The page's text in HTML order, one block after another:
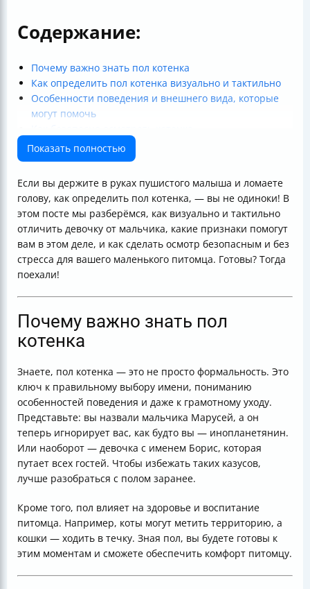
Содержание:
Почему важно знать пол котенка
Как определить пол котенка визуально и тактильно
Особенности поведения и внешнего вида, которые
могут помочь
До какого возраста можно определить пол без
ветеринара
котенка
Как учитывать характер питомца при воспитании
Подготовка дома и уход за котенком
Итог
Полезные ссылки
Показать полностью
Если вы держите в руках пушистого малыша и ломаете
голову, как определить пол котенка, — вы не одиноки! В
этом посте мы разберёмся, как визуально и тактильно
отличить девочку от мальчика, какие признаки помогут
вам в этом деле, и как сделать осмотр безопасным и без
стресса для вашего маленького питомца. Готовы? Тогда
поехали!
Почему важно знать пол
котенка
Знаете, пол котенка — это не просто формальность. Это
ключ к правильному выбору имени, пониманию
особенностей поведения и даже к грамотному уходу.
Представьте: вы назвали мальчика Марусей, а он
теперь игнорирует вас, как будто вы — инопланетянин.
Или наоборот — девочка с именем Борис, которая
путает всех гостей. Чтобы избежать таких казусов,
лучше разобраться с полом заранее.
Кроме того, пол влияет на здоровье и воспитание
питомца. Например, коты могут метить территорию, а
кошки — ходить в течку. Зная пол, вы будете готовы к
этим моментам и сможете обеспечить комфорт питомцу.